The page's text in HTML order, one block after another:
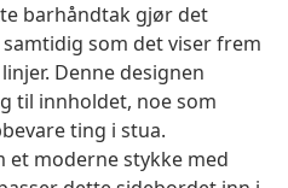
barhåndtak gjør det
som det viser frem
Denne designen
til innholdet, noe som
ting i stua.
et moderne stykke med